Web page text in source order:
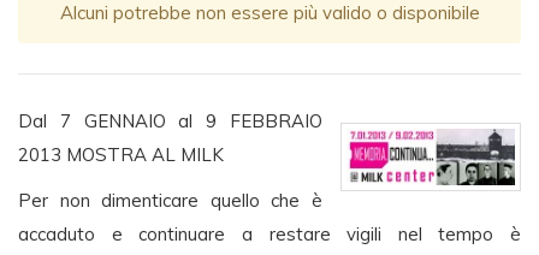
Alcuni potrebbe non essere più valido o disponibile
Dal 7 GENNAIO al 9 FEBBRAIO
2013 MOSTRA AL MILK
Per non dimenticare quello che è
accaduto e continuare a restare vigili nel tempo è